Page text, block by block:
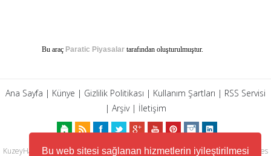
Bu web sitesi sağlanan hizmetlerin iyileştirilmesi
Bu araç Paratic Piyasalar tarafından oluşturulmuştur.
Ana Sayfa | Künye | Gizlilik Politikası | Kullanım Şartları | RSS Servisi
| Arşiv| İletişim
KuzeyHaber.com sitesinde yer alan tüm yazılar, materyaller, resimler, ses